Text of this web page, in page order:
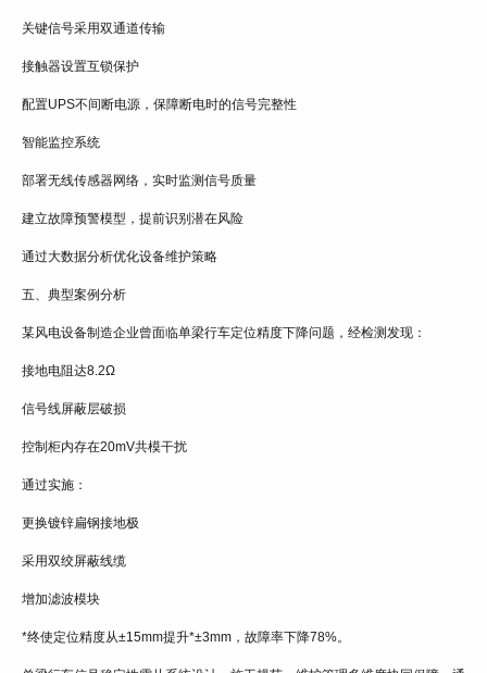
关键信号采用双通道传输
接触器设置互锁保护
配置UPS不间断电源，保障断电时的信号完整性
智能监控系统
部署无线传感器网络，实时监测信号质量
建立故障预警模型，提前识别潜在风险
通过大数据分析优化设备维护策略
五、典型案例分析
某风电设备制造企业曾面临单梁行车定位精度下降问题，经检测发现：
接地电阻达8.2Ω
信号线屏蔽层破损
控制柜内存在20mV共模干扰
通过实施：
更换镀锌扁钢接地极
采用双绞屏蔽线缆
增加滤波模块
*终使定位精度从±15mm提升*±3mm，故障率下降78%。